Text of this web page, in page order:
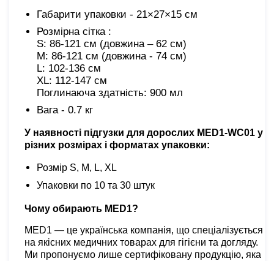
Габарити упаковки - 21×27×15 см
Розмірна сітка :
S: 86-121 см (довжина – 62 см)
M: 86-121 см (довжина - 74 см)
L: 102-136 см
XL: 112-147 см
Поглинаюча здатність: 900 мл
Вага - 0.7 кг
У наявності підгузки для дорослих MED1-WC01 у
різних розмірах і форматах упаковки:
Розмір S, M, L, XL
Упаковки по 10 та 30 штук
Чому обирають MED1?
MED1 — це українська компанія, що спеціалізується
на якісних медичних товарах для гігієни та догляду.
Ми пропонуємо лише сертифіковану продукцію, яка